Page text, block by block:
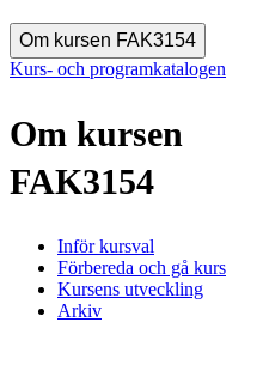
Om kursen FAK3154
Kurs- och programkatalogen
Om kursen
FAK3154
Inför kursval
Förbereda och gå kurs
Kursens utveckling
Arkiv